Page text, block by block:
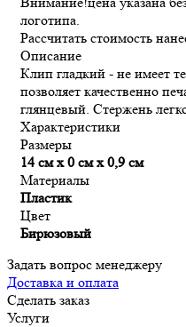
логотипа.
Рассчитать стоимость
Описание
Клип гладкий - не имеет
позволяет качественно
глянцевый. Стержень
Характеристики
Размеры
14 см х 0 см х 0,9 см
Материалы
Пластик
Цвет
Бирюзовый
Задать вопрос менеджеру
Доставка и оплата
Сделать заказ
Услуги